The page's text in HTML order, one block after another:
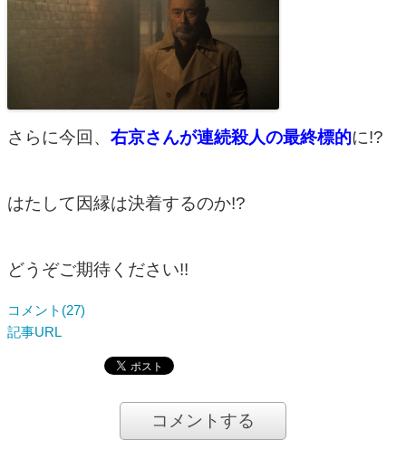
さらに今回、 右京さんが連続殺人の最終標的に!?
はたして因縁は決着するのか!?
どうぞご期待ください!!
コメント(27)
記事URL
コメントする